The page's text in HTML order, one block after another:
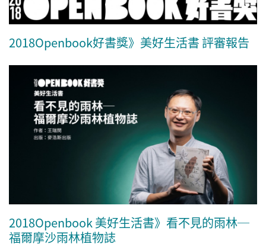
2018Openbook好書獎》美好生活書 評審報告
2018Openbook 美好生活書》看不見的雨林─
福爾摩沙雨林植物誌